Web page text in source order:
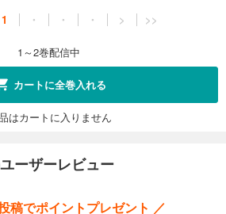
1 ・ ・ ・ > >>
1～2巻配信中
カートに全巻入れる
はカートに入りません
ーザーレビュー
稿でポイントプレゼント ／